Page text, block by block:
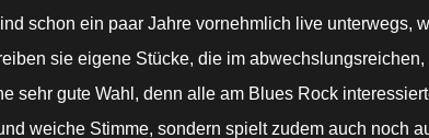
schon ein paar Jahre vornehmlich live
sie eigene Stücke, die im
sehr gute Wahl, denn alle am Blues Rock
weiche Stimme, sondern spielt zudem auch